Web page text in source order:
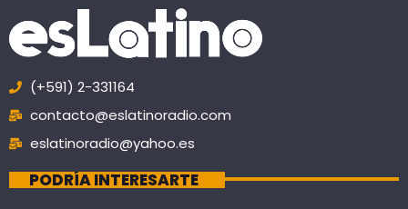
(+591) 2-331164
contacto@eslatinoradio.com
eslatinoradio@yahoo.es
PODRÍA INTERESARTE